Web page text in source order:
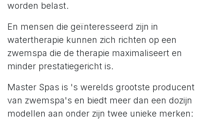
worden belast.
En mensen die geïnteresseerd zijn in
watertherapie kunnen zich richten op een
zwemspa die de therapie maximaliseert en
minder prestatiegericht is.
Master Spas is 's werelds grootste producent
van zwemspa's en biedt meer dan een dozijn
modellen aan onder zijn twee unieke merken: